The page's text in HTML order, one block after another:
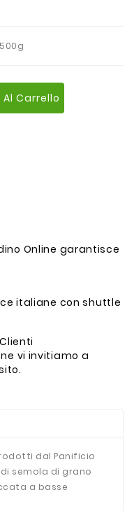
Carrello
Online garantisce
italiane con shuttle
vi invitiamo a
dal Panificio
semola di grano
a basse